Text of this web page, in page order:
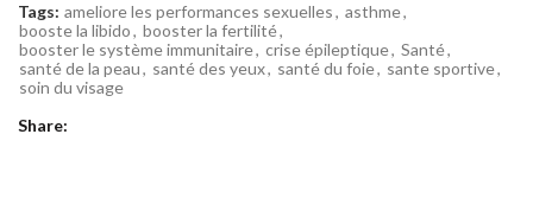
Tags: ameliore les performances sexuelles, asthme,
booste la libido, booster la fertilité,
booster le système immunitaire, crise épileptique, Santé,
santé de la peau, santé des yeux, santé du foie, sante sportive,
soin du visage
Share